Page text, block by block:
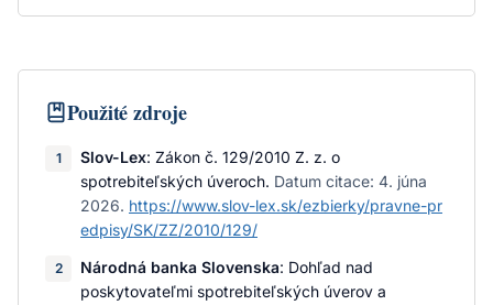
Použité zdroje
1 Slov-Lex: Zákon č. 129/2010 Z. z. o
spotrebiteľských úveroch. Datum citace: 4. júna
2026. https://www.slov-lex.sk/ezbierky/pravne-pr
edpisy/SK/ZZ/2010/129/
2 Národná banka Slovenska: Dohľad nad
poskytovateľmi spotrebiteľských úverov a